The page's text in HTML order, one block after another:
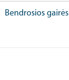
Bendrosios gairės